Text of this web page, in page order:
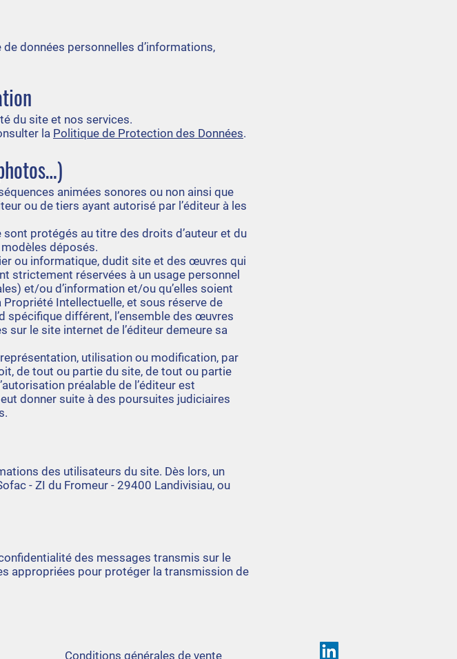
données personnelles d’informations,
du site et nos services.
la Politique de Protection des Données.
animées sonores ou non ainsi que
ou de tiers ayant autorisé par l’éditeur à les
protégés au titre des droits d’auteur et du
déposés.
ou informatique, dudit site et des œuvres qui
strictement réservées à un usage personnel
et/ou d’information et/ou qu’elles soient
Intellectuelle, et sous réserve de
spécifique différent, l’ensemble des œuvres
le site internet de l’éditeur demeure sa
utilisation ou modification, par
de tout ou partie du site, de tout ou partie
préalable de l’éditeur est
donner suite à des poursuites judiciaires
des utilisateurs du site. Dès lors, un
- ZI du Fromeur - 29400 Landivisiau, ou
des messages transmis sur le
appropriées pour protéger la transmission de
Conditions générales de vente